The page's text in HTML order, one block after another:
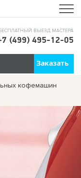
ВЫЕЗД МАСТЕРА
(499) 495-12-05
кофемашин